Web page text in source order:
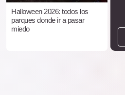
Halloween 2026: todos los
parques donde ir a pasar
miedo